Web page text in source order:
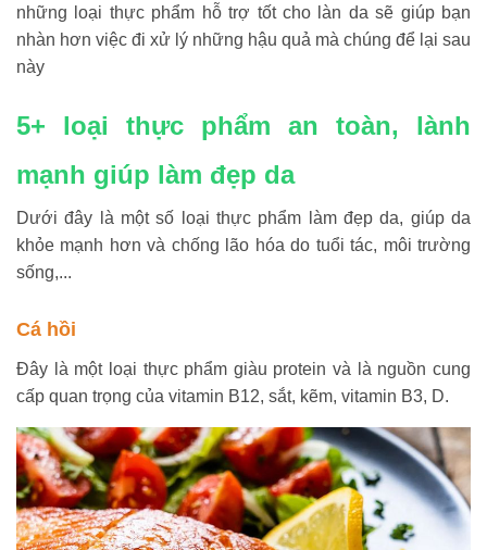
những loại thực phẩm hỗ trợ tốt cho làn da sẽ giúp bạn
nhàn hơn việc đi xử lý những hậu quả mà chúng để lại sau
này
5+ loại thực phẩm an toàn, lành
mạnh giúp làm đẹp da
Dưới đây là một số loại thực phẩm làm đẹp da, giúp da
khỏe mạnh hơn và chống lão hóa do tuổi tác, môi trường
sống,...
Cá hồi
Đây là một loại thực phẩm giàu protein và là nguồn cung
cấp quan trọng của vitamin B12, sắt, kẽm, vitamin B3, D.